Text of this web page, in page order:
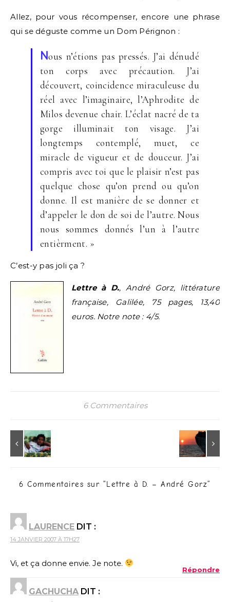
Allez, pour vous récompenser, encore une phrase
qui se déguste comme un Dom Pérignon :
Nous n’étions pas pressés. J’ai dénudé
ton corps avec précaution. J’ai
découvert, coincidence miraculeuse du
réel avec l’imaginaire, l’Aphrodite de
Milos devenue chair. L’éclat nacré de ta
gorge illuminait ton visage. J’ai
longtemps contemplé, muet, ce
miracle de vigueur et de douceur. J’ai
compris avec toi que le plaisir n’est pas
quelque chose qu’on prend ou qu’on
donne. Il est manière de se donner et
d’appeler le don de soi de l’autre. Nous
nous sommes donnés l’un à l’autre
entièrment. »
C’est-y pas joli ça ?
Lettre à D., André Gorz, littérature
française, Galilée, 75 pages, 13,40
euros. Notre note : 4/5.
6 Commentaires
6 Commentaires sur “Lettre à D. – André Gorz”
LAURENCE DIT :
14 JANVIER 2007 À 17H27
Vi, et ça donne envie. Je note.
Répondre
GACHUCHA DIT :